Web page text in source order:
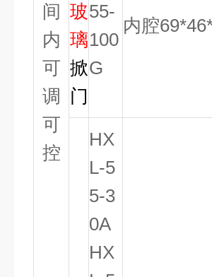
间
内
可
调
可
控
玻
璃
掀
门
55-
100
G
内腔
HX
L-5
5-3
0A
HX